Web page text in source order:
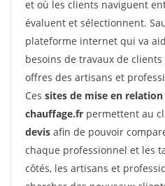
et où les clients naviguent
évaluent et sélectionnent.
plateforme internet qui va
besoins de travaux de
offres des artisans et
Ces sites de mise en relation
chauffage.fr permettent au
devis afin de pouvoir
chaque professionnel et les
côtés, les artisans et